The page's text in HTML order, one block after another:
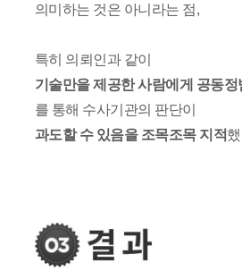
의미하는 것은 아니라는 점,
특히 의뢰인과 같이
기술만을 제공한 사람에게 공동
를 통해 수사기관의 판단이
과도할 수 있음을 조목조목 지적